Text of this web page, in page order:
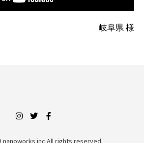
岐阜県 様
All rights reserved.